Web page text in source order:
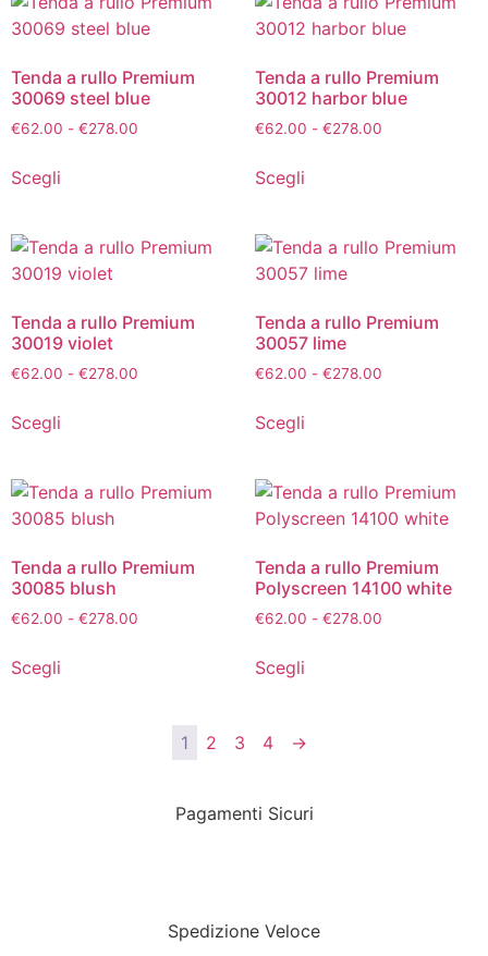
Tenda a rullo Premium
30069 steel blue
€62.00 - €278.00
Scegli
Tenda a rullo Premium
30012 harbor blue
€62.00 - €278.00
Scegli
Tenda a rullo Premium
30019 violet
€62.00 - €278.00
Scegli
Tenda a rullo Premium
30057 lime
€62.00 - €278.00
Scegli
Tenda a rullo Premium
30085 blush
€62.00 - €278.00
Scegli
Tenda a rullo Premium
Polyscreen 14100 white
€62.00 - €278.00
Scegli
1 2 3 4 →
Pagamenti Sicuri
Spedizione Veloce